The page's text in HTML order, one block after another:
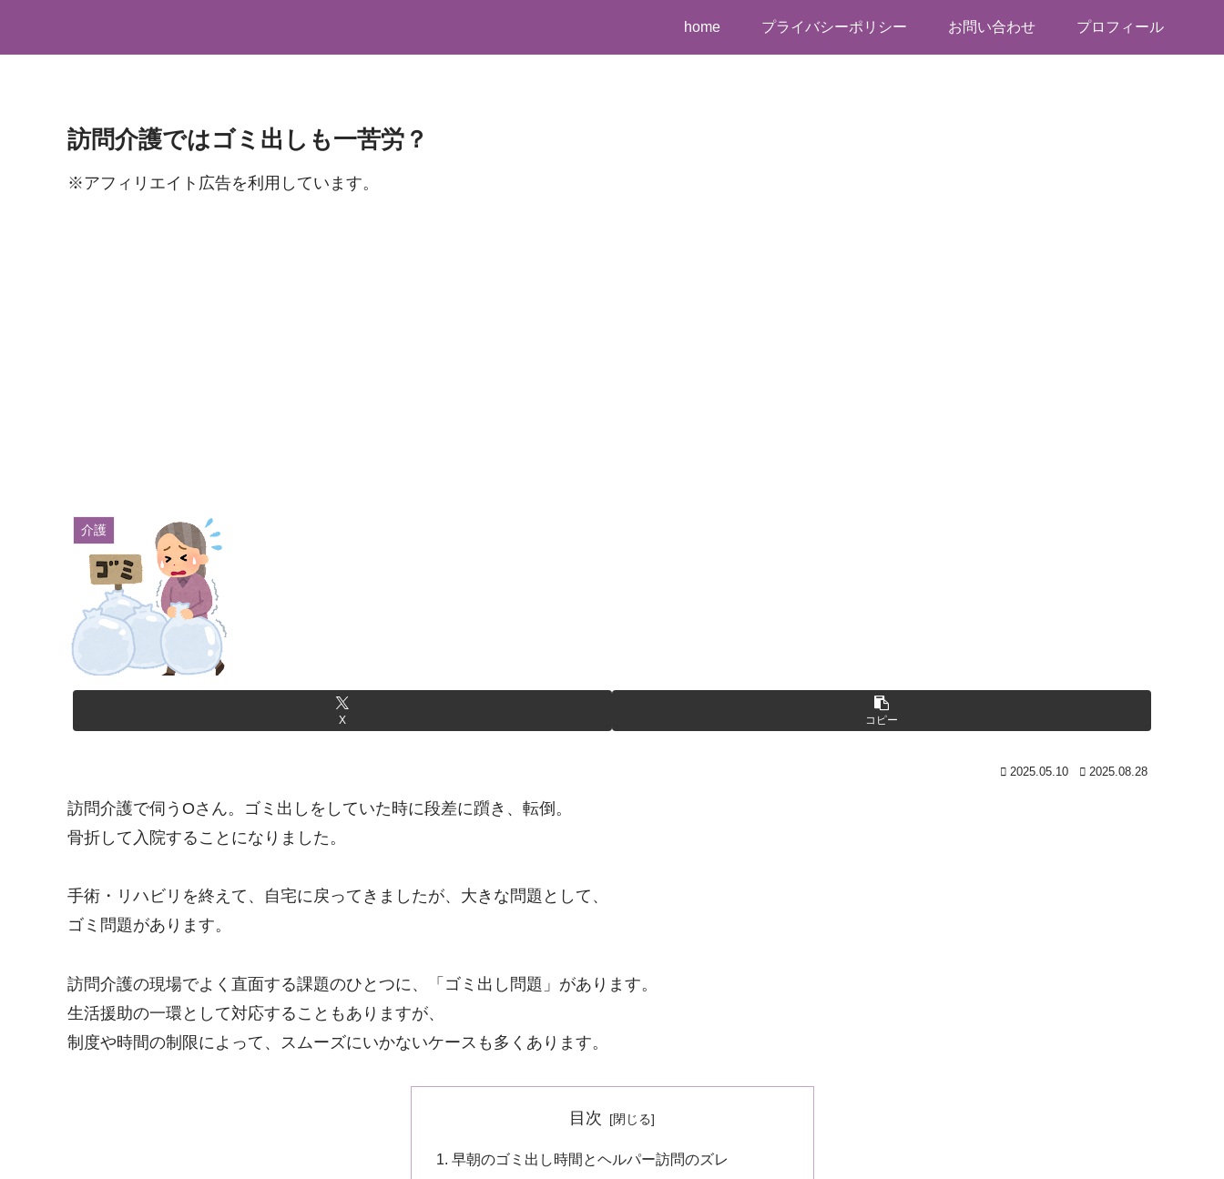
home プライバシーポリシー お問い合わせ プロフィール
訪問介護ではゴミ出しも一苦労？
※アフィリエイト広告を利用しています。
介護
X コピー
2025.05.10 2025.08.28
訪問介護で伺うOさん。ゴミ出しをしていた時に段差に躓き、転倒。
骨折して入院することになりました。
手術・リハビリを終えて、自宅に戻ってきましたが、大きな問題として、
ゴミ問題があります。
訪問介護の現場でよく直面する課題のひとつに、「ゴミ出し問題」があります。
生活援助の一環として対応することもありますが、
制度や時間の制限によって、スムーズにいかないケースも多くあります。
目次
早朝のゴミ出し時間とヘルパー訪問のズレ